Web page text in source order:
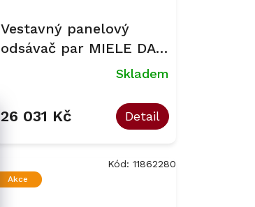
Vestavný panelový
odsávač par MIELE DAS
Skladem
26 031 Kč Detail
Akce
Kód: 11862280